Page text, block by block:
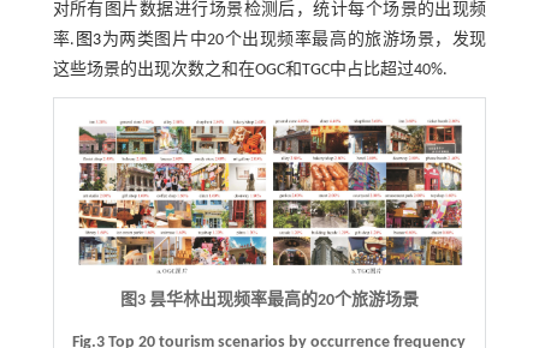
对所有图片数据进行场景检测后，统计每个场景的出现频
率. 图3为两类图片中20个出现频率最高的旅游场景，发现
这些场景的出现次数之和在OGC和TGC中占比超过40%.
图3 昙华林出现频率最高的20个旅游场景
Fig.3 Top 20 tourism scenarios by occurrence frequency